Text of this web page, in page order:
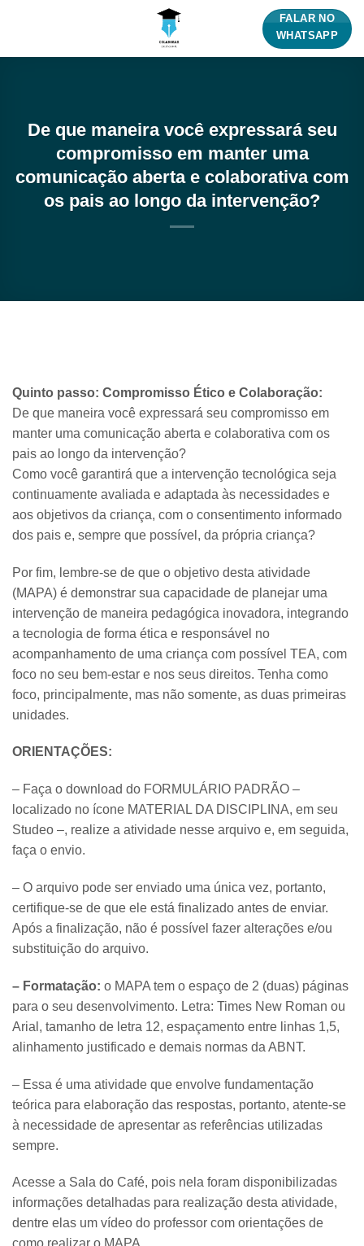
FALAR NO
WHATSAPP
De que maneira você expressará seu
compromisso em manter uma
comunicação aberta e colaborativa com
os pais ao longo da intervenção?
Quinto passo: Compromisso Ético e Colaboração:
De que maneira você expressará seu compromisso em
manter uma comunicação aberta e colaborativa com os
pais ao longo da intervenção?
Como você garantirá que a intervenção tecnológica seja
continuamente avaliada e adaptada às necessidades e
aos objetivos da criança, com o consentimento informado
dos pais e, sempre que possível, da própria criança?
Por fim, lembre-se de que o objetivo desta atividade
(MAPA) é demonstrar sua capacidade de planejar uma
intervenção de maneira pedagógica inovadora, integrando
a tecnologia de forma ética e responsável no
acompanhamento de uma criança com possível TEA, com
foco no seu bem-estar e nos seus direitos. Tenha como
foco, principalmente, mas não somente, as duas primeiras
unidades.
ORIENTAÇÕES:
– Faça o download do FORMULÁRIO PADRÃO –
localizado no ícone MATERIAL DA DISCIPLINA, em seu
Studeo –, realize a atividade nesse arquivo e, em seguida,
faça o envio.
– O arquivo pode ser enviado uma única vez, portanto,
certifique-se de que ele está finalizado antes de enviar.
Após a finalização, não é possível fazer alterações e/ou
substituição do arquivo.
– Formatação: o MAPA tem o espaço de 2 (duas) páginas
para o seu desenvolvimento. Letra: Times New Roman ou
Arial, tamanho de letra 12, espaçamento entre linhas 1,5,
alinhamento justificado e demais normas da ABNT.
– Essa é uma atividade que envolve fundamentação
teórica para elaboração das respostas, portanto, atente-se
à necessidade de apresentar as referências utilizadas
sempre.
Acesse a Sala do Café, pois nela foram disponibilizadas
informações detalhadas para realização desta atividade,
dentre elas um vídeo do professor com orientações de